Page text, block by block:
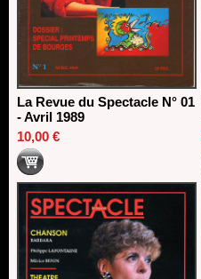
La Revue du Spectacle N° 01
- Avril 1989
10,00 €